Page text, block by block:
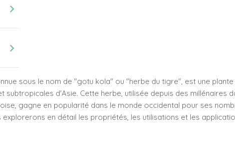
chevron_right
chevron_right
sous le nom de "gotu kola" ou "herbe du tigre", est une
d'Asie. Cette herbe, utilisée depuis des millénaires
gagne en popularité dans le monde occidental pour ses
explorerons en détail les propriétés, les utilisations et les